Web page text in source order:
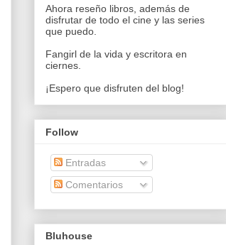
Ahora reseño libros, además de
disfrutar de todo el cine y las series
que puedo.
Fangirl de la vida y escritora en
ciernes.
¡Espero que disfruten del blog!
Follow
Entradas
Comentarios
Bluhouse